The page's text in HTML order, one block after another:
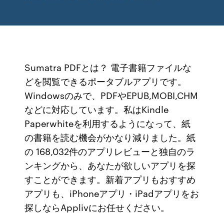
Sumatra PDFとは？ 電子書籍ファイルな
どを閲覧できるポータブルアプリです。
Windowsのみで、PDFやEPUB,MOBI,CHM
などに対応しています。私はKindle
Paperwhiteを利用するようになって、紙
の書籍を読む機会がかなり減りました。紙
の 168,032件のアプリレビューと独自のラ
ンキングから、あなたが欲しいアプリを探
すことができます。新着アプリもおすすめ
アプリも、iPhoneアプリ・iPadアプリをお
探しならApplivにお任せください。